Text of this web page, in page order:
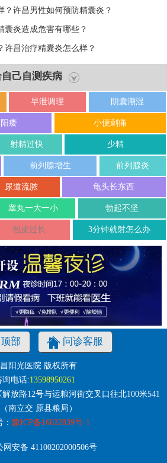
？许昌男性如何预防精囊炎？
囊炎造成危害有哪些？
许昌治疗精囊炎怎么样？
己自测疾病
早泄调理 阴囊潮湿
阳痿 小便刺痛
射精过快 少精
前列腺增生 前列腺炎
尿道流脓 龟头长东西
睾丸一大一小 勃起不坚
包皮过长 3分钟就射怎么办
部 问诊客服
阳光医院 版权所有
询电话:13598950261
放路12号与运粮河街交叉口往北100米541
南立交 原县粮局）
豫ICP备16022839号-1
网安备 41100202000506号